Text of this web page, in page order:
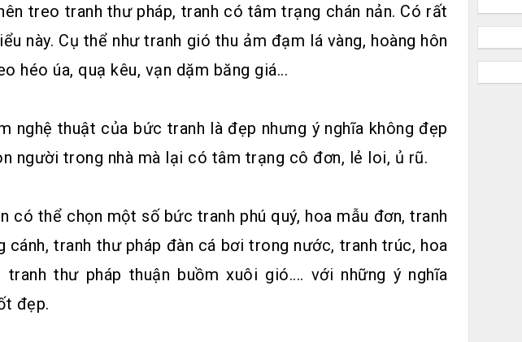
treo tranh thư pháp, tranh có tâm trạng chán nản. Có rất
này. Cụ thể như tranh gió thu ảm đạm lá vàng, hoàng hôn
héo úa, quạ kêu, vạn dặm băng giá...
nghệ thuật của bức tranh là đẹp nhưng ý nghĩa không đẹp
người trong nhà mà lại có tâm trạng cô đơn, lẻ loi, ủ rũ.
có thể chọn một số bức tranh phú quý, hoa mẫu đơn, tranh
cánh, tranh thư pháp đàn cá bơi trong nước, tranh trúc, hoa
tranh thư pháp thuận buồm xuôi gió.... với những ý nghĩa
đẹp.